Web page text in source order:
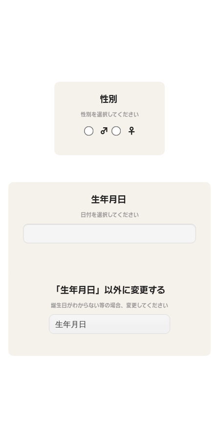
性別
性別を選択してください
♂ ♀
生年月日
日付を選択してください
「生年月日」以外に変更する
誕生日がわからない等の場合、変更してください